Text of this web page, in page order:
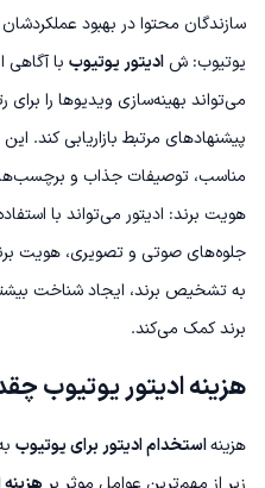
سازندگان محتوا در بهبود
یوتیوب: ش ادیتور یوتیوب با
می‌تواند بهینه‌سازی ویدیوها را
پیشنهادهای مرتبط بازاریابی کند.
مناسب، توصیفات جذاب و
هویت برند: ادیتور می‌تواند با
جلوه‌های صوتی و تصویری، هویت
به تشخیص برند، ایجاد شناخت
برند کمک می‌کند.
هزینه ادیتور یوتیوب
هزینهاستخدام ادیتور برای یوتیوب